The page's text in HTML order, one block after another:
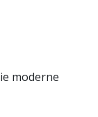
moderne